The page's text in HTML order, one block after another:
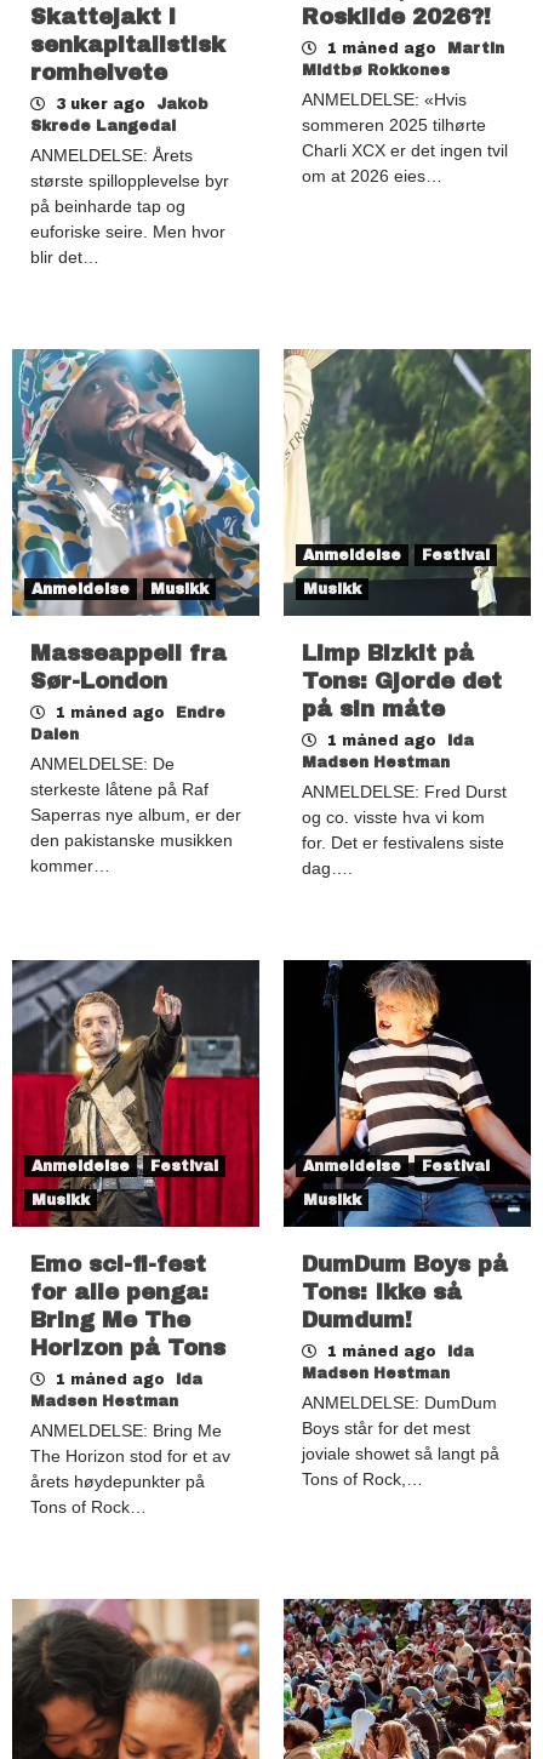
Skattejakt i
senkapitalistisk
romhelvete
3 uker ago
Jakob
Skrede Langedal
ANMELDELSE: Årets
største spillopplevelse byr
på beinharde tap og
euforiske seire. Men hvor
blir det…
Roskilde 2026?!
1 måned ago
Martin
Midtbø Rokkones
ANMELDELSE: «Hvis
sommeren 2025 tilhørte
Charli XCX er det ingen tvil
om at 2026 eies…
Anmeldelse Musikk
Masseappell fra
Sør-London
1 måned ago
Endre
Dalen
ANMELDELSE: De
sterkeste låtene på Raf
Saperras nye album, er der
den pakistanske musikken
kommer…
Anmeldelse
Festival
Musikk
Limp Bizkit på
Tons: Gjorde det
på sin måte
1 måned ago
Ida
Madsen Hestman
ANMELDELSE: Fred Durst
og co. visste hva vi kom
for. Det er festivalens siste
dag….
Anmeldelse
Festival
Musikk
Emo sci-fi-fest
for alle penga:
Bring Me The
Horizon på Tons
1 måned ago
Ida
Madsen Hestman
ANMELDELSE: Bring Me
The Horizon stod for et av
årets høydepunkter på
Tons of Rock…
Anmeldelse
Festival
Musikk
DumDum Boys på
Tons: Ikke så
Dumdum!
1 måned ago
Ida
Madsen Hestman
ANMELDELSE: DumDum
Boys står for det mest
joviale showet så langt på
Tons of Rock,…